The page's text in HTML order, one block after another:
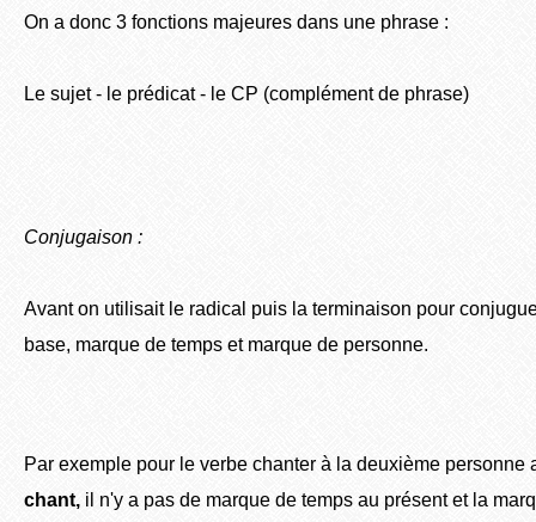
On a donc 3 fonctions majeures dans une phrase :
Le sujet - le prédicat - le CP (complément de phrase)
Conjugaison :
Avant on utilisait le radical puis la terminaison pour
base, marque de temps et marque de personne.
Par exemple pour le verbe chanter à la deuxième personne
chant, il n'y a pas de marque de temps au présent et la